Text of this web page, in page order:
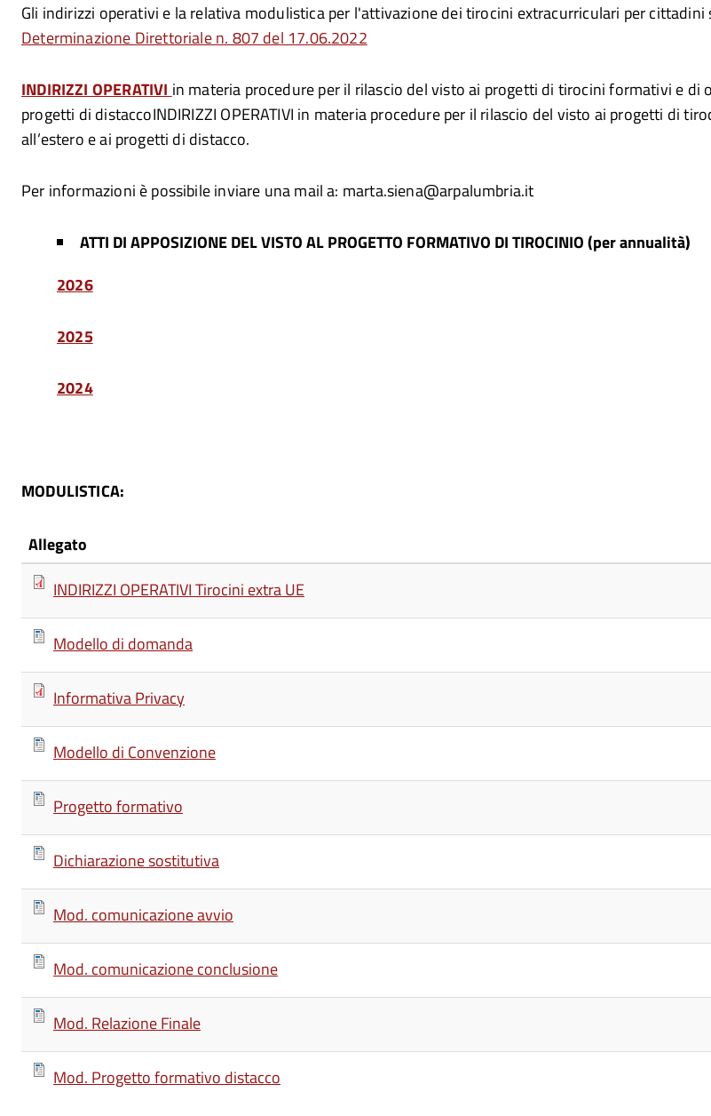
Gli indirizzi operativi e la relativa modulistica per l'attivazione dei tirocini extracurriculari per
Determinazione Direttoriale n. 807 del 17.06.2022
INDIRIZZI OPERATIVI in materia procedure per il rilascio del visto ai progetti di tirocini formativi e
progetti di distaccoINDIRIZZI OPERATIVI in materia procedure per il rilascio del visto ai progetti di
all’estero e ai progetti di distacco.
Per informazioni è possibile inviare una mail a: marta.siena@arpalumbria.it
ATTI DI APPOSIZIONE DEL VISTO AL PROGETTO FORMATIVO DI TIROCINIO (per annualità)
2026
2025
2024
MODULISTICA:
Allegato
INDIRIZZI OPERATIVI Tirocini extra UE
Modello di domanda
Informativa Privacy
Modello di Convenzione
Progetto formativo
Dichiarazione sostitutiva
Mod. comunicazione avvio
Mod. comunicazione conclusione
Mod. Relazione Finale
Mod. Progetto formativo distacco